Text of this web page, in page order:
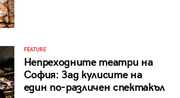
FEATURE
Непреходните театри на
София: Зад кулисите на
един по-различен спектакъл